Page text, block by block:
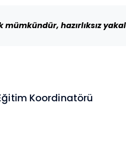
mümkündür, hazırlıksız
Koordinatörü